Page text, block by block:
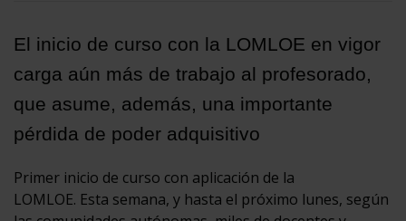
El inicio de curso con la LOMLOE en vigor
carga aún más de trabajo al profesorado,
que asume, además, una importante
pérdida de poder adquisitivo
Primer inicio de curso con aplicación de la
LOMLOE. Esta semana, y hasta el próximo lunes, según